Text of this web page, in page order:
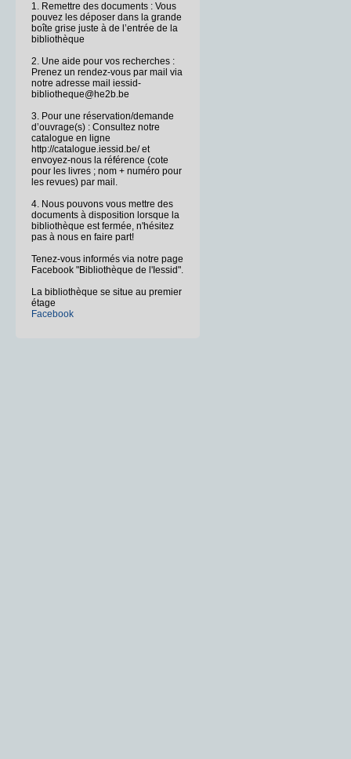
1. Remettre des documents : Vous
pouvez les déposer dans la grande
boîte grise juste à de l’entrée de la
bibliothèque
2. Une aide pour vos recherches :
Prenez un rendez-vous par mail via
notre adresse mail iessid-
bibliotheque@he2b.be
3. Pour une réservation/demande
d’ouvrage(s) : Consultez notre
catalogue en ligne
http://catalogue.iessid.be/ et
envoyez-nous la référence (cote
pour les livres ; nom + numéro pour
les revues) par mail.
4. Nous pouvons vous mettre des
documents à disposition lorsque la
bibliothèque est fermée, n'hésitez
pas à nous en faire part!
Tenez-vous informés via notre page
Facebook "Bibliothèque de l'Iessid".
La bibliothèque se situe au premier
étage
Facebook